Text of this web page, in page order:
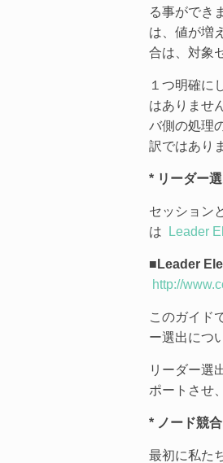
る事ができ
は、値が増
合は、対象
１つ明確に
はありませ
バ側の処理
訳ではあり
* リーダー
セッション
は
Leader
■Leader
http://
このガイド
ー選出につ
リーダー選
ポートさせ
* ノード競合
最初に私た